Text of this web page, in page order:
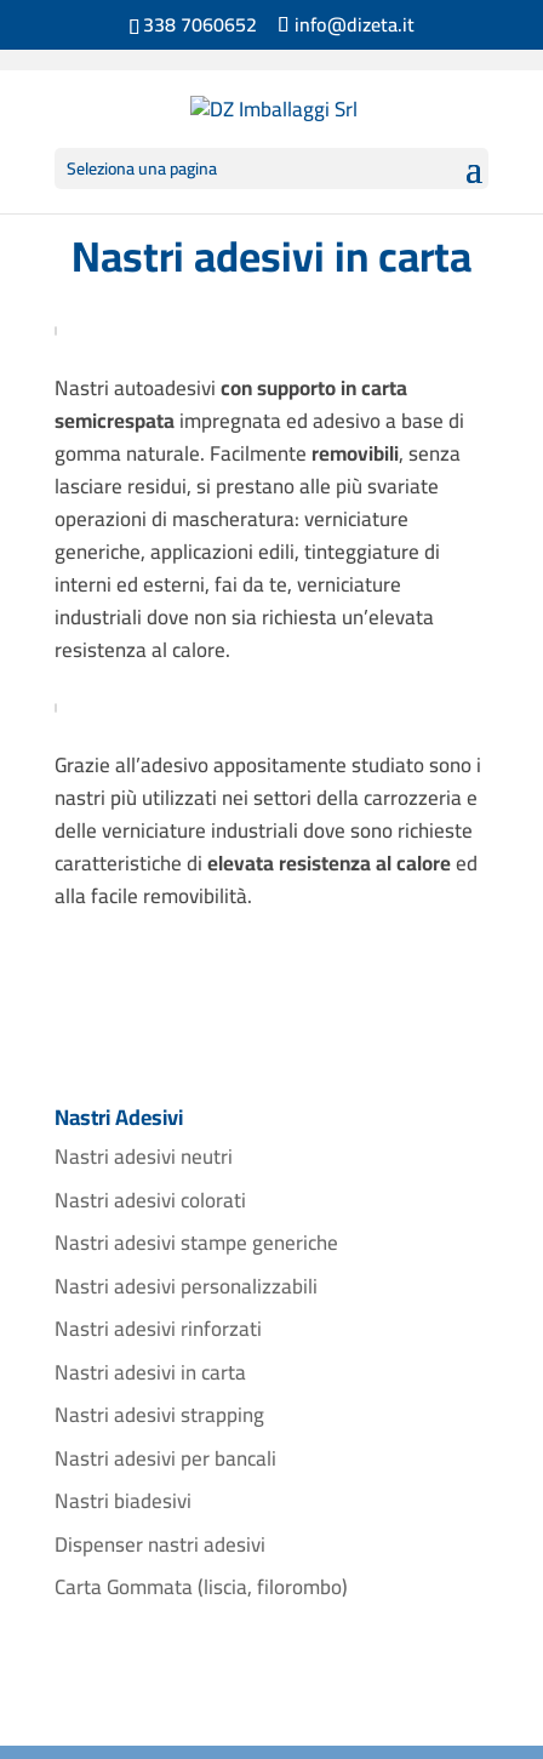
338 7060652 info@dizeta.it
Seleziona una pagina
Nastri adesivi in carta
Nastri autoadesivicon supporto in carta
semicrespataimpregnata ed adesivo a base di
gomma naturale. Facilmenteremovibili, senza
lasciare residui, si prestano alle più svariate
operazioni di mascheratura: verniciature
generiche, applicazioni edili, tinteggiature di
interni ed esterni, fai da te, verniciature
industriali dove non sia richiesta un’elevata
resistenza al calore.
Grazie all’adesivo appositamente studiato sono i
nastri più utilizzati nei settori della carrozzeria e
delle verniciature industriali dove sono richieste
caratteristiche dielevata resistenza al caloreed
alla facile removibilità.
Nastri Adesivi
Nastri adesivi neutri
Nastri adesivi colorati
Nastri adesivi stampe generiche
Nastri adesivi personalizzabili
Nastri adesivi rinforzati
Nastri adesivi in carta
Nastri adesivi strapping
Nastri adesivi per bancali
Nastri biadesivi
Dispenser nastri adesivi
Carta Gommata (liscia, filorombo)